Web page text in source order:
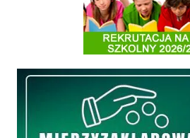
Międzyzakładowa Kasa Zapomogowo - Pożyczkowa